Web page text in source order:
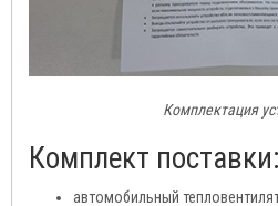
Комплектация
Комплект поставки:
автомобильный